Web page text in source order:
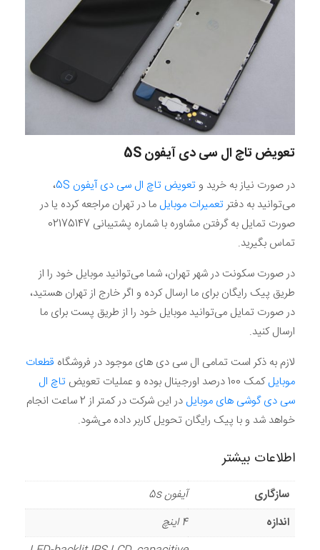
تعویض تاچ ال‌ سی‌ دیآیفون5S
در صورت نیاز به خرید و تعویض تاچ ال ‌سی ‌دی آیفون 5S
،
می‌توانید به دفترتعمیرات موبایل ما در تهران مراجعه کرده یا در
صورت تمایل به گرفتن مشاوره با شماره پشتیبانی 02175147
تماس بگیرید.
در صورت سکونت در شهر تهران، شما می‌توانید موبایل خود را از
طریق پیک رایگان برای ما ارسال کرده و اگر خارج از تهران هستید،
در صورت تمایل می‌توانید موبایل خود را از طریق پست برای ما
ارسال کنید.
لازم به ذکر است تمامی ال سی دی های موجود در فروشگاه قطعات
موبایلکمک 100 درصد اورجینال بوده و عملیات تعویض
تاچ ال
سی دی گوشی های موبایل
در این شرکت در کمتر از 2 ساعت انجام
خواهد شد و با پیک رایگان تحویل کاربر داده می‌شود.
اطلاعات بیشتر
سازگاری
آیفون 5s
اندازه
4 اینچ